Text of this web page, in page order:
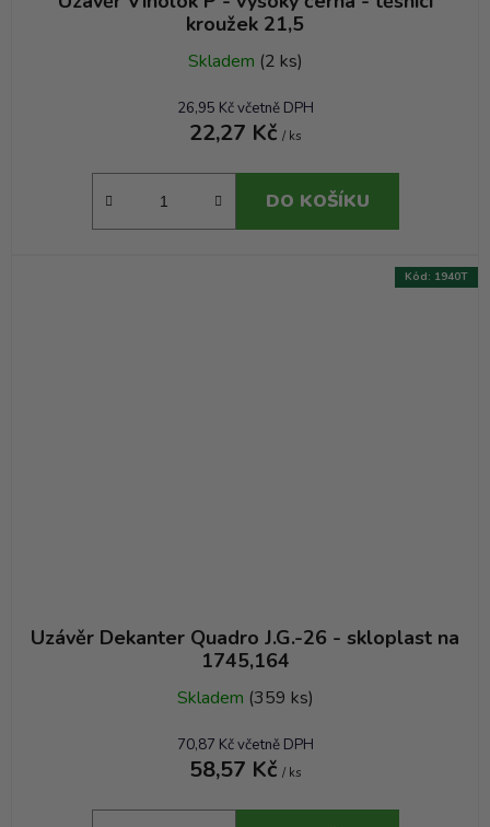
kroužek 21,5
Skladem (2 ks)
26,95 Kč včetně DPH
22,27 Kč / ks
DO KOŠÍKU
Uzávěr Dekanter Quadro J.G.-26 - skloplast na
1745,164
Skladem (359 ks)
70,87 Kč včetně DPH
58,57 Kč / ks
Kód: 1940T